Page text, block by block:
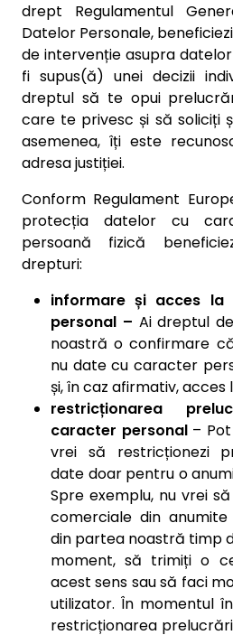
drept Regulamentul
Datelor Personale,
de intervenție asupra
fi supus(ă) unei decizii
dreptul să te opui
care te privesc și să soliciți
asemenea, îți este
adresa justiției.
Conform Regulament
protecția datelor cu
persoană fizică
drepturi:
informare și acces la
personal – Ai dreptul
noastră o confirmare
nu date cu caracter
și, în caz afirmativ,
restricționarea
caracter personal–
vrei să restricționezi
date doar pentru o
Spre exemplu, nu vrei
comerciale din
din partea noastră timp
moment, să trimiți o
acest sens sau să faci
utilizator. În momentul
restricționarea